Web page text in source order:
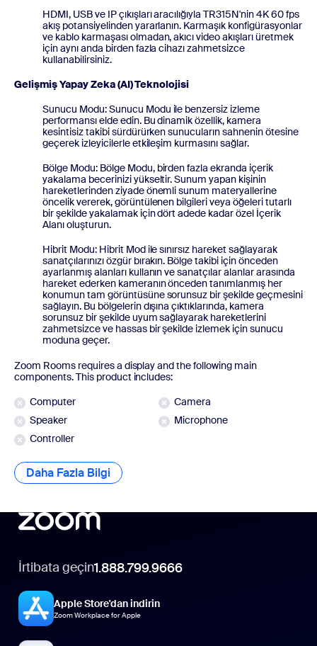
HDMI, USB ve IP çıkışları aracılığıyla TR315N'nin 4K 60 fps
akış potansiyelinden yararlanın. Karmaşık konfigürasyonlar
ve kablo karmaşası olmadan, akıcı video akışları üretmek
için aynı anda birden fazla cihazı zahmetsizce
kullanabilirsiniz.
Gelişmiş Yapay Zeka (AI) Teknolojisi
Sunucu Modu: Sunucu Modu ile benzersiz izleme
performansı elde edin. Bu dinamik özellik, kamera
kesintisiz takibi sürdürürken sunucuların sahnenin ötesine
geçerek izleyicilerle etkileşim kurmasını sağlar.
Bölge Modu: Bölge Modu, birden fazla ekranda içerik
yakalama becerinizi yükseltir. Sunum yapan kişinin
hareketlerinden ziyade önemli sunum materyallerine
öncelik vererek, görüntülenen bilgileri veya öğeleri tutarlı
bir şekilde yakalamak için dört adede kadar özel İçerik
Alanı oluşturun.
Hibrit Modu: Hibrit Mod ile sınırsız hareket sağlayarak
sanatçılarınızı özgür bırakın. Bölge takibi için önceden
ayarlanmış alanları kullanın ve sanatçılar alanlar arasında
hareket ederken kameranın önceden tanımlanmış her
konumun tam görüntüsüne sorunsuz bir şekilde geçmesini
sağlayın. Bu bölgelerin dışına çıktıklarında, kamera
sorunsuz bir şekilde uyum sağlayarak hareketlerini
zahmetsizce ve hassas bir şekilde izlemek için sunucu
moduna geçer.
Zoom Rooms requires a display and the following main
components. This product includes:
Computer
Camera
Speaker
Microphone
Controller
Daha Fazla Bilgi
İrtibata geçin1.888.799.9666
Apple Store'dan indirin
Zoom Workplace for Apple